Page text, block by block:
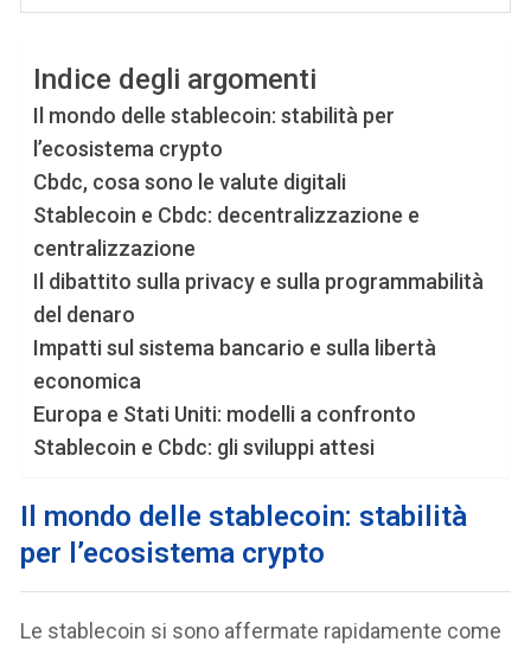
Indice degli argomenti
Il mondo delle stablecoin: stabilità per
l’ecosistema crypto
Cbdc, cosa sono le valute digitali
Stablecoin e Cbdc: decentralizzazione e
centralizzazione
Il dibattito sulla privacy e sulla programmabilità
del denaro
Impatti sul sistema bancario e sulla libertà
economica
Europa e Stati Uniti: modelli a confronto
Stablecoin e Cbdc: gli sviluppi attesi
Il mondo delle stablecoin: stabilità
per l’ecosistema crypto
Le stablecoin si sono affermate rapidamente come